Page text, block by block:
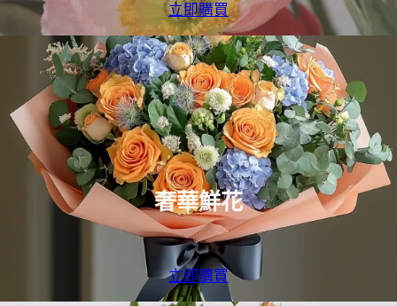
立即購買
奢華鮮花
立即購買